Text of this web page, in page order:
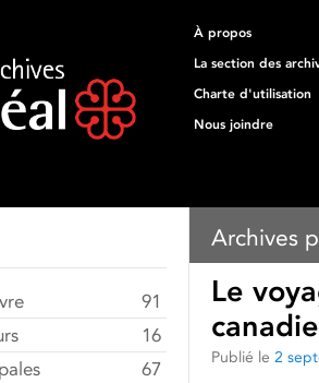
À propos
La section des
Charte d'utilisation
Nous joindre
Archives
Le
Publié le 2
91
16
67